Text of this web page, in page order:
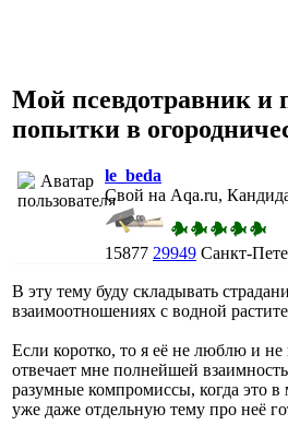
Мой псевдотравник и
попытки в
le_beda
Свой на Aqa.ru,
15877 29949 Санкт-
В эту тему буду складывать
взаимоотношениях с водной
Если коротко, то я её не люблю и
отвечает мне полнейшей
разумные компромиссы, когда это в
уже даже отдельную тему про неё